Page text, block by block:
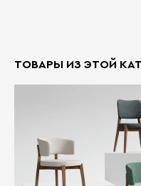
ТОВАРЫ ИЗ ЭТОЙ